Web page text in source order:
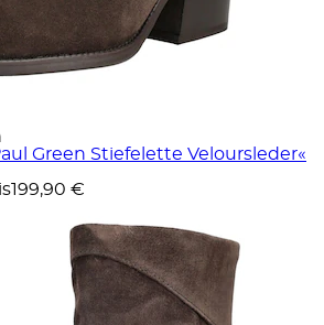
Green Stiefelette Veloursleder«
199,90 €